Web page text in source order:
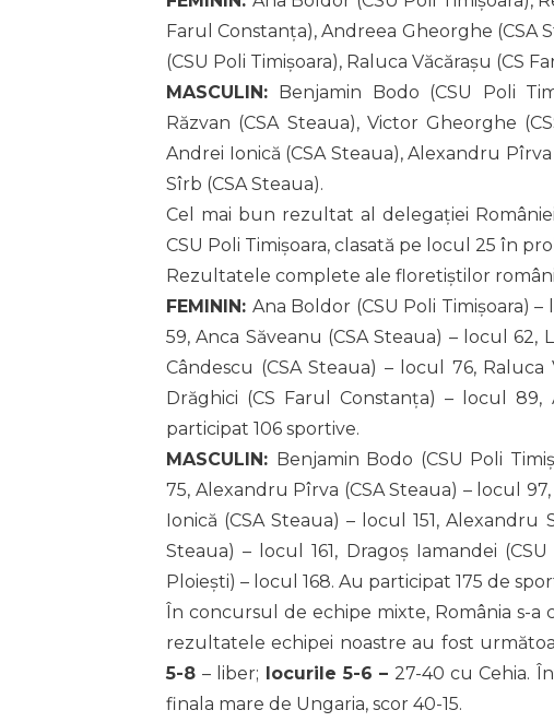
Farul Constanța), Andreea Gheorghe (CSA
(CSU Poli Timișoara), Raluca Văcărașu (CS
MASCULIN: Benjamin Bodo (CSU Poli
Răzvan (CSA Steaua), Victor Gheorghe
Andrei Ionică (CSA Steaua), Alexandru
Sîrb (CSA Steaua).
Cel mai bun rezultat al delegației
CSU Poli Timișoara, clasată pe locul 25 în
Rezultatele complete ale floretiștilor
FEMININ: Ana Boldor (CSU Poli Timișoara)
59, Anca Săveanu (CSA Steaua) – locul 62,
Cândescu (CSA Steaua) – locul 76,
Drăghici (CS Farul Constanța) – locul 89,
participat 106 sportive.
MASCULIN: Benjamin Bodo (CSU Poli
75, Alexandru Pîrva (CSA Steaua) – locul
Ionică (CSA Steaua) – locul 151, Alexandru
Steaua) – locul 161, Dragoș Iamandei
Ploiești) – locul 168. Au participat 175 de
În concursul de echipe mixte, România s-a
rezultatele echipei noastre au fost
5-8– liber; locurile 5-6 – 27-40 cu Cehia.
finala mare de Ungaria, scor 40-15.